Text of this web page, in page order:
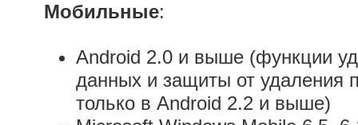
Мобильные:
Android 2.0 и выше (функции
данных и защиты от удаления
только в Android 2.2 и выше)